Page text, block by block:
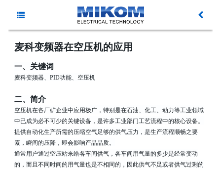
菜
单
新
闻产
心
下
载
决
方
服
务关
麦科变频器在空压机的应用
一、关键词
麦科变频器、PID功能、空压机
二、简介
空压机在各厂矿企业中应用极广，特别是在石油、化工、动力等工业领域
中已成为必不可少的关键设备，是许多工业部门工艺流程中的核心设备。
提供自动化生产所需的压缩空气足够的供气压力，是生产流程顺畅之要
素，瞬间的压降，即会影响产品品质。
通常用户通过空压站来给各车间供气，各车间用气量的多少是经常变动
的，而且不同时间的用气量也是不相同的，因此供气不足或者供气过剩的